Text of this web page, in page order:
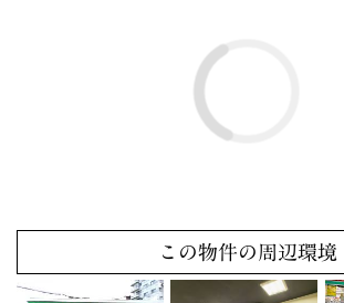
この物件の周辺環境